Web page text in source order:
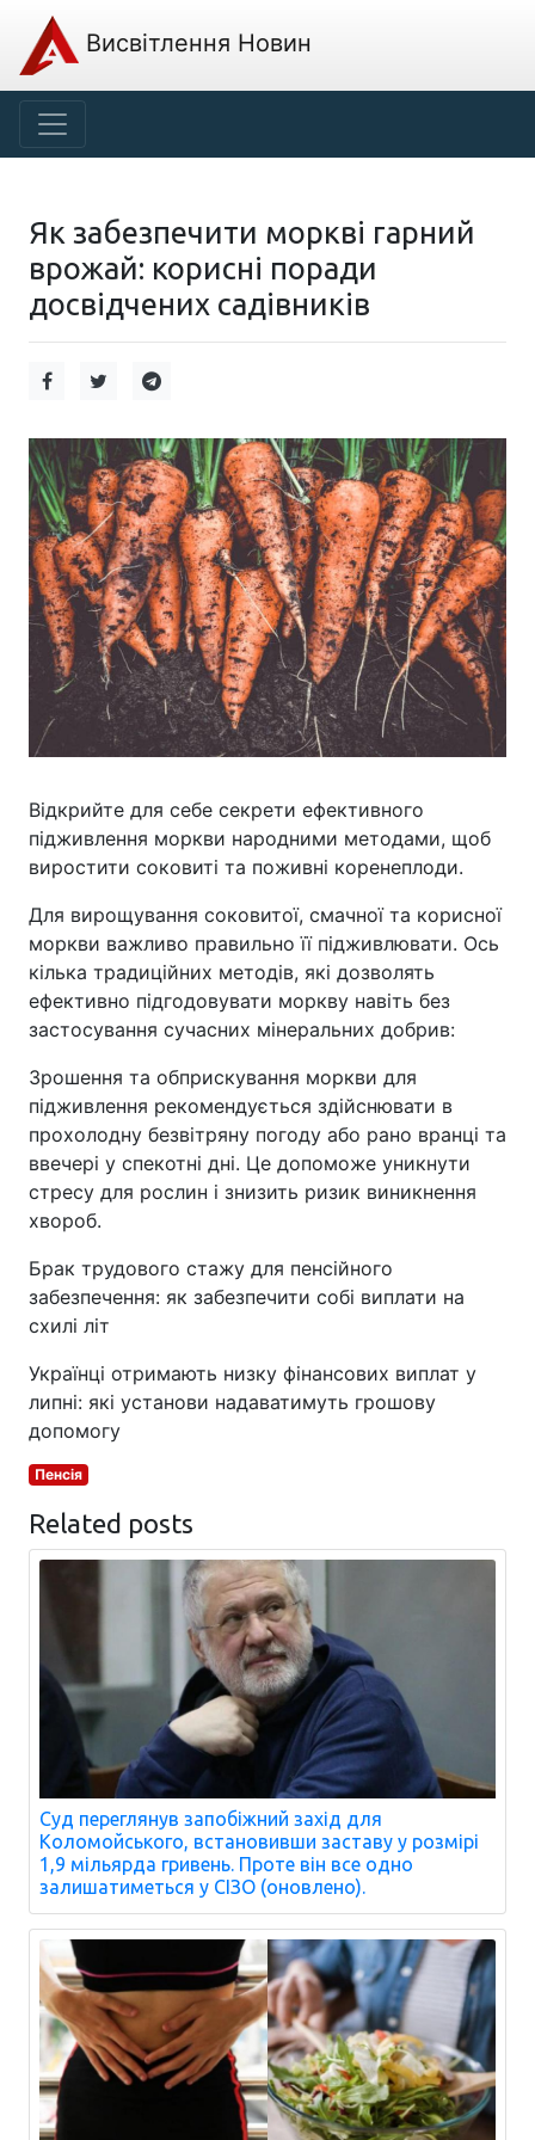
Висвітлення Новин
Як забезпечити моркві гарний
врожай: корисні поради
досвідчених садівників
Відкрийте для себе секрети ефективного
підживлення моркви народними методами, щоб
виростити соковиті та поживні коренеплоди.
Для вирощування соковитої, смачної та корисної
моркви важливо правильно її підживлювати. Ось
кілька традиційних методів, які дозволять
ефективно підгодовувати моркву навіть без
застосування сучасних мінеральних добрив:
Зрошення та обприскування моркви для
підживлення рекомендується здійснювати в
прохолодну безвітряну погоду або рано вранці та
ввечері у спекотні дні. Це допоможе уникнути
стресу для рослин і знизить ризик виникнення
хвороб.
Брак трудового стажу для пенсійного
забезпечення: як забезпечити собі виплати на
схилі літ
Українці отримають низку фінансових виплат у
липні: які установи надаватимуть грошову
допомогу
Пенсія
Related posts
Суд переглянув запобіжний захід для
Коломойського, встановивши заставу у розмірі
1,9 мільярда гривень. Проте він все одно
залишатиметься у СІЗО (оновлено).